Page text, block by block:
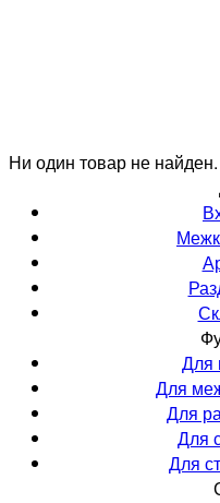
Ни один товар не найден.
Для
Для
Для
Для
Для